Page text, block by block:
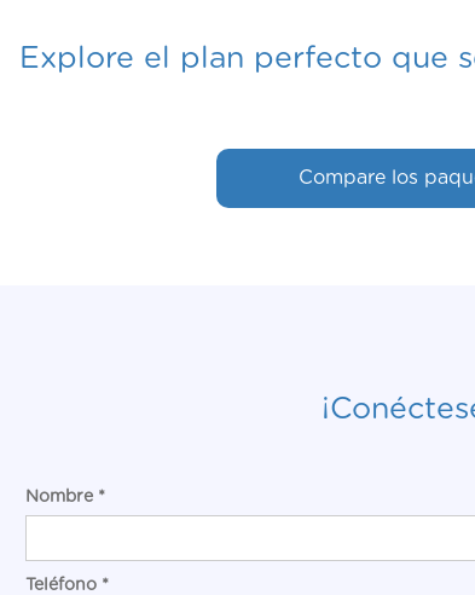
Explore el plan perfecto que
Compare los
Nombre *
Teléfono *